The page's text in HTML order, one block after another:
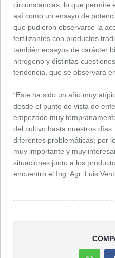
circunstancias; lo que permite
así como un ensayo de
que pudieron observarse la
fertilizantes con productos
también ensayos de carácter
nitrógeno y distintas
tendencia, que se observará
“Este ha sido un año muy
desde el punto de vista de
empezado muy
del cultivo hasta nuestros
diferentes problemáticas; por
muy importante y muy
situaciones junto a los
encuentro el Ing. Agr. Luis